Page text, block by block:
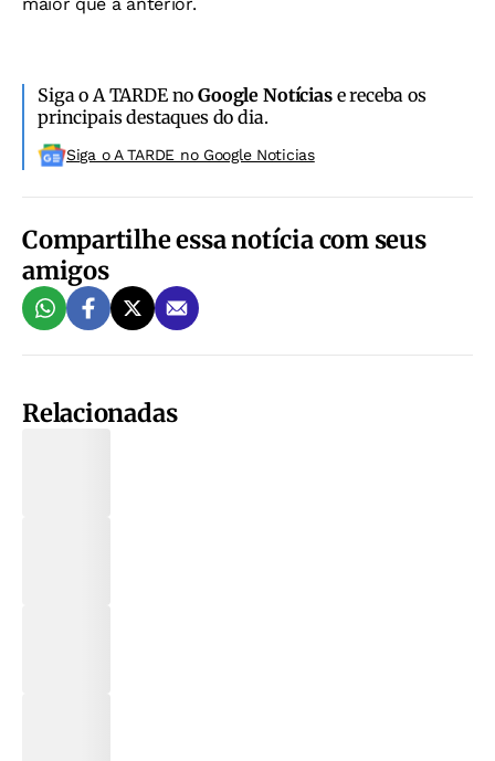
Siga o A TARDE noGoogle Notíciase receba os
principais destaques do dia.
Siga o A TARDE no Google Noticias
Compartilhe essa notícia com seus
amigos
Relacionadas